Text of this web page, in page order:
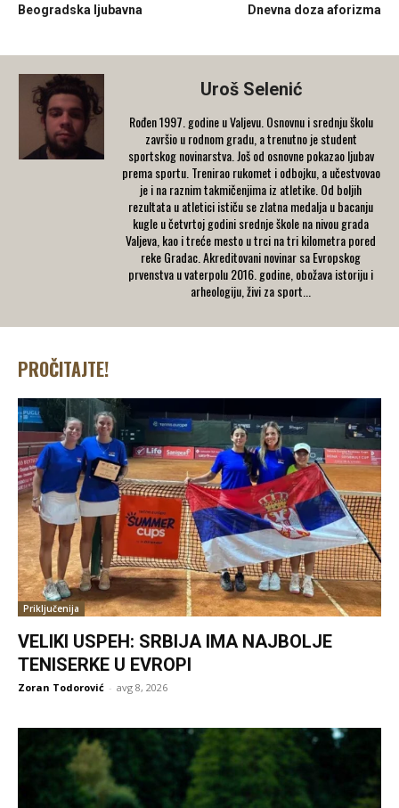
Beogradska ljubavna Dnevna doza aforizma
Uroš Selenić
Rođen 1997. godine u Valjevu. Osnovnu i srednju školu
završio u rodnom gradu, a trenutno je student
sportskog novinarstva. Još od osnovne pokazao ljubav
prema sportu. Trenirao rukomet i odbojku, a učestvovao
je i na raznim takmičenjima iz atletike. Od boljih
rezultata u atletici ističu se zlatna medalja u bacanju
kugle u četvrtoj godini srednje škole na nivou grada
Valjeva, kao i treće mesto u trci na tri kilometra pored
reke Gradac. Akreditovani novinar sa Evropskog
prvenstva u vaterpolu 2016. godine, obožava istoriju i
arheologiju, živi za sport...
PROČITAJTE!
Priključenija
VELIKI USPEH: SRBIJA IMA NAJBOLJE
TENISERKE U EVROPI
Zoran Todorović - avg 8, 2026